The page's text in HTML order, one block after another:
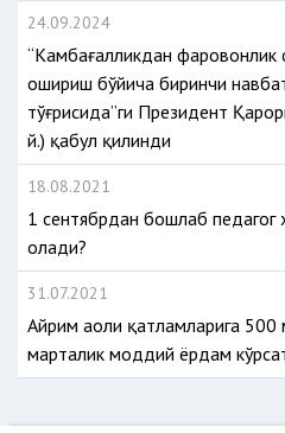
24.09.2024
“Камбағалликдан фаровонлик
ошириш бўйича биринчи
тўғрисида”ги Президент
й.) қабул қилинди
18.08.2021
1 сентябрдан бошлаб
олади?
31.07.2021
Айрим аҳоли қатламларига
марталик моддий ёрдам